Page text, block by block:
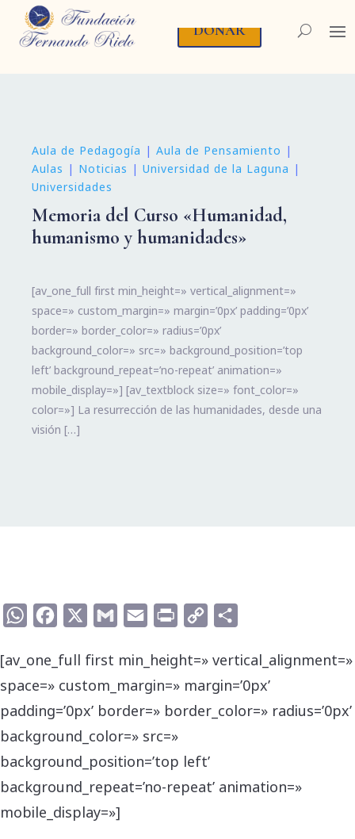
DONAR
Aula de Pedagogía | Aula de Pensamiento |
Aulas | Noticias | Universidad de la Laguna |
Universidades
Memoria del Curso «Humanidad,
humanismo y humanidades»
[av_one_full first min_height=» vertical_alignment=»
space=» custom_margin=» margin=’0px’ padding=’0px’
border=» border_color=» radius=’0px’
background_color=» src=» background_position=’top
left’ background_repeat=’no-repeat’ animation=»
mobile_display=»] [av_textblock size=» font_color=»
color=»] La resurrección de las humanidades, desde una
visión […]
WhatsAppFacebook Gmail Email Print
Copy
[av_one_full first min_height=» vertical_alignment=»
space=» custom_margin=» margin=’0px’
padding=’0px’ border=» border_color=» radius=’0px’
background_color=» src=»
background_position=’top left’
background_repeat=’no-repeat’ animation=»
mobile_display=»]